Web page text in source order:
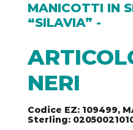
MANICOTTI IN
“SILAVIA” -
NERI
Codice EZ: 109499,
Sterling: